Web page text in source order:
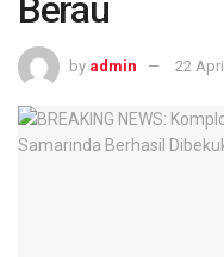
Berau
by admin 22